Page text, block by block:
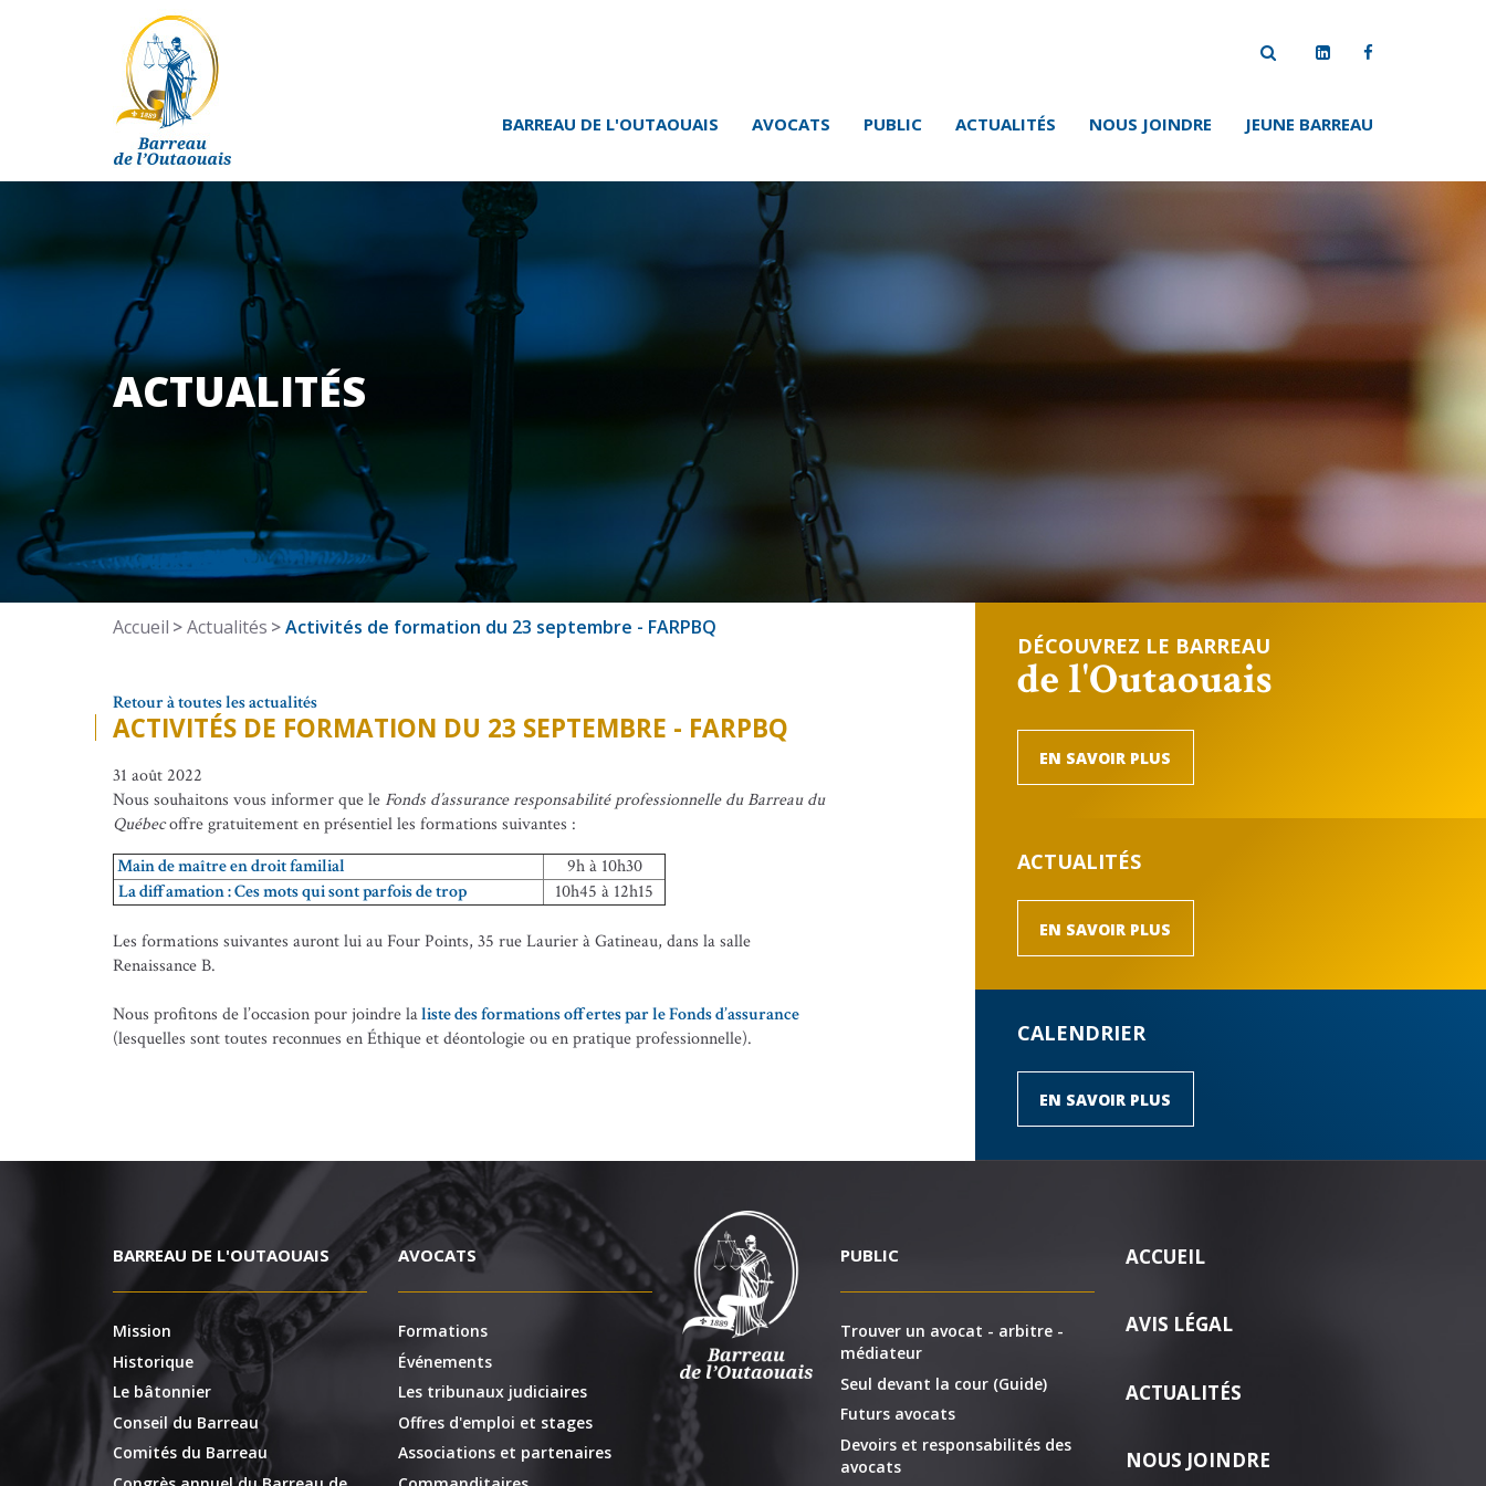
BARREAU DE L'OUTAOUAIS AVOCATS PUBLIC ACTUALITÉS NOUS JOINDRE JEUNE BARREAU
ACTUALITÉS
Accueil Actualités Activités de formation du 23 septembre - FARPBQ
Retour à toutes les actualités
ACTIVITÉS DE FORMATION DU 23 SEPTEMBRE - FARPBQ
31 août 2022
Nous souhaitons vous informer que le Fonds d’assurance responsabilité professionnelle du Barreau du
Québecoffre gratuitement en présentiel les formations suivantes :
Main de maître en droit familial
9h à 10h30
La diffamation : Ces mots qui sont parfois de trop
10h45 à 12h15
Les formations suivantes auront lui au Four Points, 35 rue Laurier à Gatineau, dans la salle
Renaissance B.
Nous profitons de l’occasion pour joindre laliste des formations offertes par le Fonds d’assurance
(lesquelles sont toutes reconnues en Éthique et déontologie ou en pratique professionnelle).
DÉCOUVREZ LE BARREAU
de l'Outaouais
EN SAVOIR PLUS
ACTUALITÉS
EN SAVOIR PLUS
CALENDRIER
EN SAVOIR PLUS
BARREAU DE L'OUTAOUAIS
Mission
Historique
Le bâtonnier
Conseil du Barreau
Comités du Barreau
AVOCATS
Formations
Événements
Les tribunaux judiciaires
Offres d'emploi et stages
Associations et partenaires
PUBLIC
Trouver un avocat - arbitre -
médiateur
Seul devant la cour (Guide)
Futurs avocats
Devoirs et responsabilités des
avocats
ACCUEIL
AVIS LÉGAL
ACTUALITÉS
NOUS JOINDRE